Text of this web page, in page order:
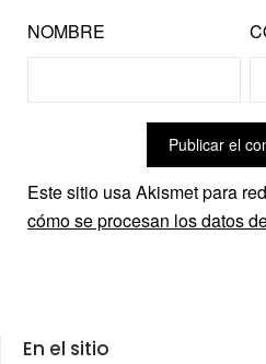
NOMBRE
Este sitio usa Akismet para
cómo se procesan los datos
En el sitio